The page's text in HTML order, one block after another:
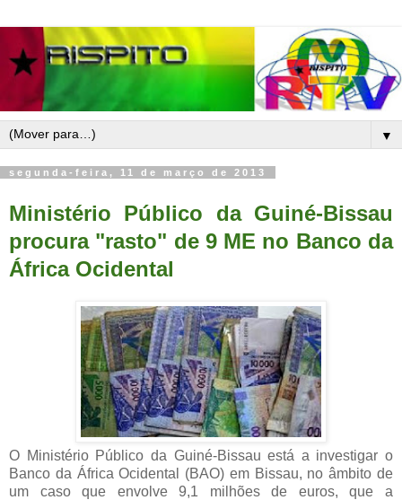
▼
segunda-feira, 11 de março de 2013
Ministério Público da Guiné-Bissau
procura "rasto" de 9 ME no Banco da
África Ocidental
O Ministério Público da Guiné-Bissau está a investigar o
Banco da África Ocidental (BAO) em Bissau, no âmbito de
um caso que envolve 9,1 milhões de euros, que a